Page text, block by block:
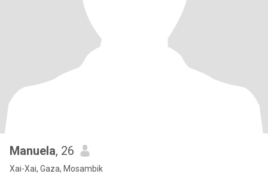
Manuela, 26
Xai-Xai, Gaza, Mosambik